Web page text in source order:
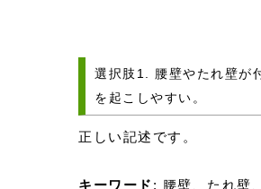
選択肢1. 腰壁やたれ壁が
を起こしやすい。
正しい記述です。
キーワード : 腰壁、たれ壁